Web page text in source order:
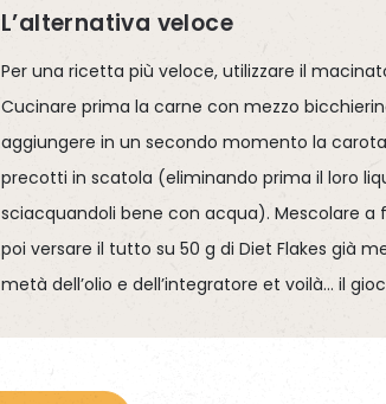
L’alternativa veloce
Per una ricetta più veloce, utilizzare il
Cucinare prima la carne con mezzo
aggiungere in un secondo momento la
precotti in scatola (eliminando prima il loro
sciacquandoli bene con acqua). Mescolare a
poi versare il tutto su 50 g di Diet Flakes già
metà dell’olio e dell’integratore et voilà… il